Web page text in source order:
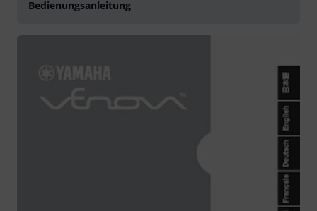
Bedienungsanleitung